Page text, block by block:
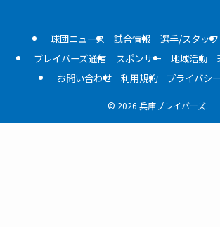
球団ニュース 試合情報 選手/スタッフ
ブレイバーズ通信
スポンサー 地域活動
お問い合わせ
利用規約 プライバシ
© 2026 兵庫ブレイバーズ.